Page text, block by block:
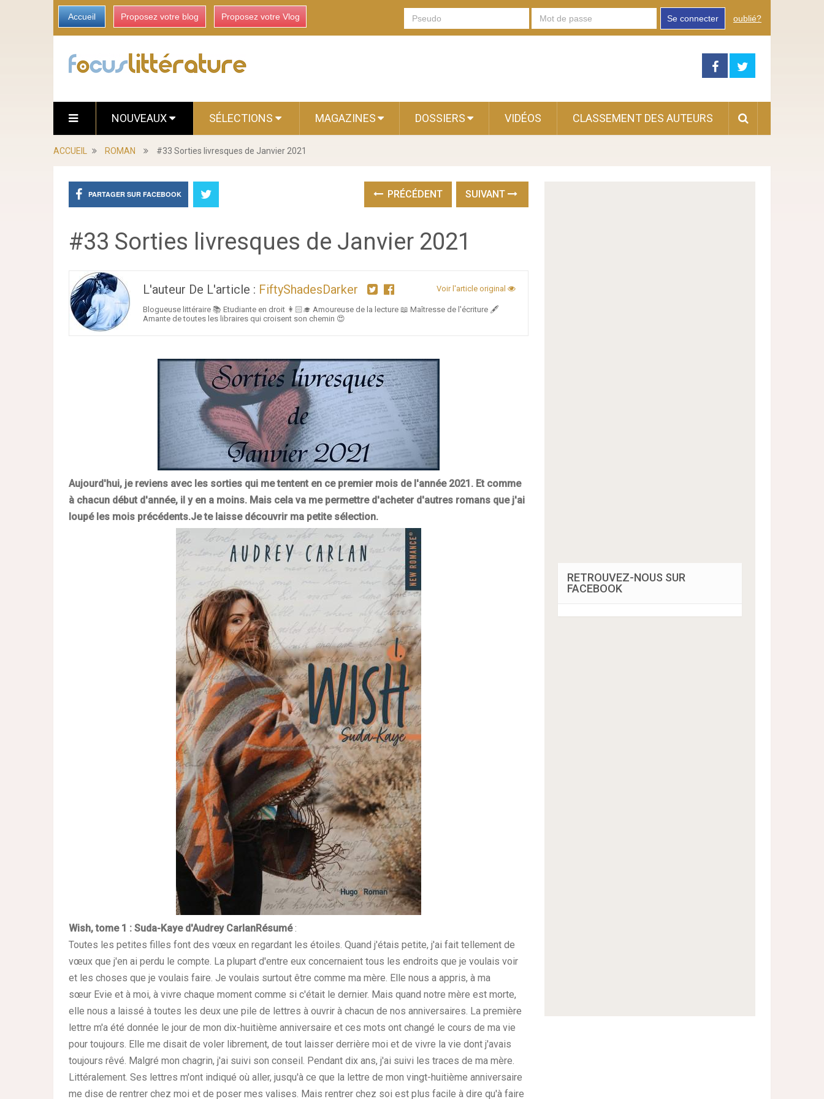
Accueil Proposez votre blog Proposez votre Vlog Se connecter oublié?
NOUVEAUX SÉLECTIONS MAGAZINES DOSSIERS VIDÉOS CLASSEMENT DES AUTEURS
ACCUEIL ROMAN #33 Sorties livresques de Janvier 2021
PARTAGER SUR FACEBOOK PRÉCÉDENT SUIVANT
#33 Sorties livresques de Janvier 2021
L'auteur De L'article : FiftyShadesDarker Voir l'article original
Blogueuse littéraire 📚 Etudiante en droit 👩🏻‍🎓 Amoureuse de la lecture 📖 Maîtresse de l'écriture 🖋
Amante de toutes les libraires qui croisent son chemin 😍
Aujourd'hui, je reviens avec les sorties qui me tentent en ce premier mois de l'année 2021. Et comme
à chacun début d'année, il y en a moins. Mais cela va me permettre d'acheter d'autres romans que j'ai
loupé les mois précédents.Je te laisse découvrir ma petite sélection.
Wish, tome 1 : Suda-Kaye d'Audrey CarlanRésumé:
Toutes les petites filles font des vœux en regardant les étoiles. Quand j'étais petite, j'ai fait tellement de
vœux que j'en ai perdu le compte. La plupart d'entre eux concernaient tous les endroits que je voulais voir
et les choses que je voulais faire. Je voulais surtout être comme ma mère. Elle nous a appris, à ma
sœur Evie et à moi, à vivre chaque moment comme si c'était le dernier. Mais quand notre mère est morte,
elle nous a laissé à toutes les deux une pile de lettres à ouvrir à chacun de nos anniversaires. La première
lettre m'a été donnée le jour de mon dix-huitième anniversaire et ces mots ont changé le cours de ma vie
pour toujours. Elle me disait de voler librement, de tout laisser derrière moi et de vivre la vie dont j'avais
toujours rêvé. Malgré mon chagrin, j'ai suivi son conseil. Pendant dix ans, j'ai suivi les traces de ma mère.
Littéralement. Ses lettres m'ont indiqué où aller, jusqu'à ce que la lettre de mon vingt-huitième anniversaire
me dise de rentrer chez moi et de poser mes valises. Mais rentrer chez soi est plus facile à dire qu'à faire
RETROUVEZ-NOUS SUR
FACEBOOK